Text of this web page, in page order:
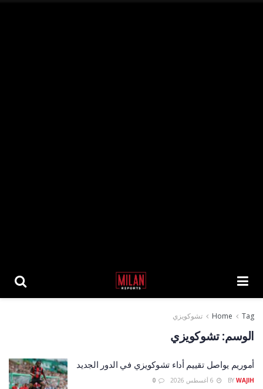
Home Tag تشوكويزي
الوسم:تشوكويزي
أموريم يواصل تقييم أداء تشوكويزي في الدور الجديد
BY WAJIH